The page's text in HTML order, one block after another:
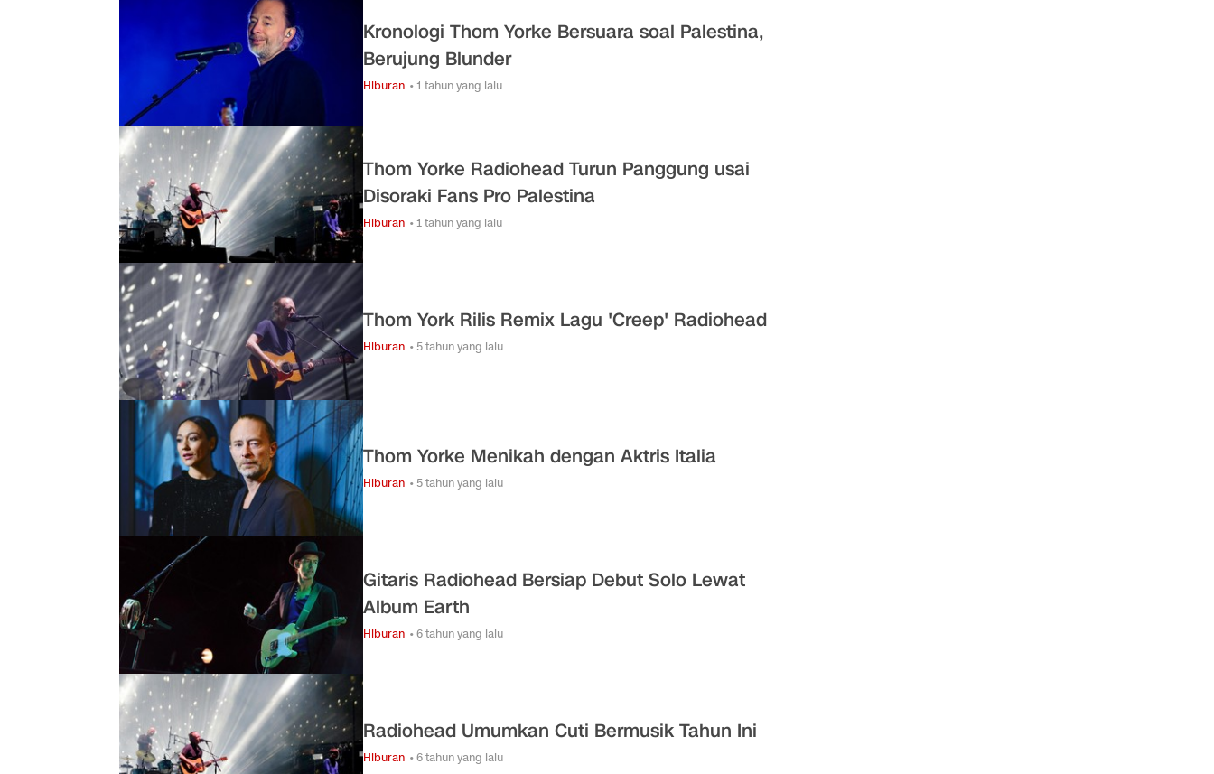
Kronologi Thom Yorke Bersuara soal Palestina,
Berujung Blunder
Hiburan • 1 tahun yang lalu
Thom Yorke Radiohead Turun Panggung usai
Disoraki Fans Pro Palestina
Hiburan • 1 tahun yang lalu
Thom York Rilis Remix Lagu 'Creep' Radiohead
Hiburan • 5 tahun yang lalu
Thom Yorke Menikah dengan Aktris Italia
Hiburan • 5 tahun yang lalu
Gitaris Radiohead Bersiap Debut Solo Lewat
Album Earth
Hiburan • 6 tahun yang lalu
Radiohead Umumkan Cuti Bermusik Tahun Ini
Hiburan • 6 tahun yang lalu